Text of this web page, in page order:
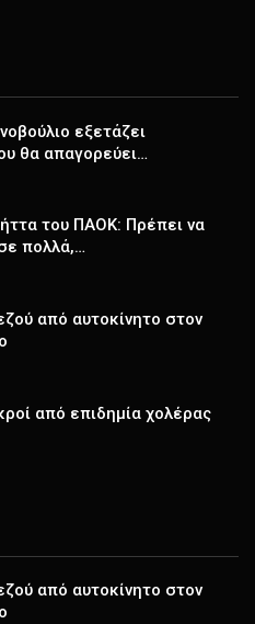
εξετάζει
θα απαγορεύει…
του ΠΑΟΚ: Πρέπει να
πολλά,…
από αυτοκίνητο στον
από επιδημία χολέρας
από αυτοκίνητο στον